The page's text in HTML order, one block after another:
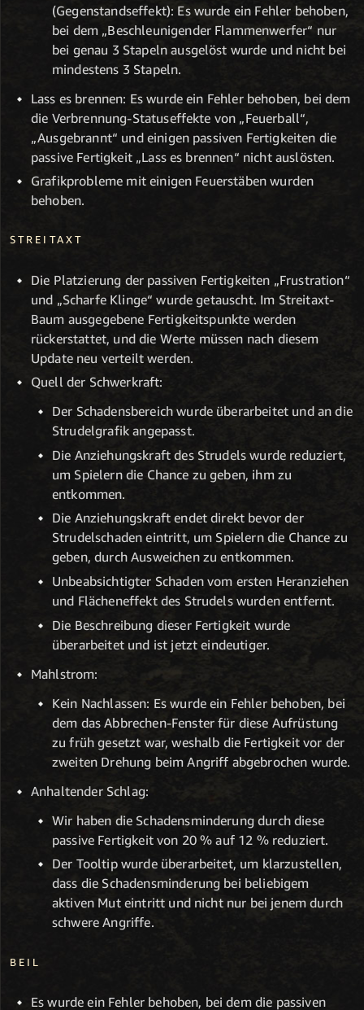
(Gegenstandseffekt): Es wurde ein Fehler behoben,
bei dem „Beschleunigender Flammenwerfer“ nur
bei genau 3 Stapeln ausgelöst wurde und nicht bei
mindestens 3 Stapeln.
Lass es brennen: Es wurde ein Fehler behoben, bei dem
die Verbrennung-Statuseffekte von „Feuerball“,
„Ausgebrannt“ und einigen passiven Fertigkeiten die
passive Fertigkeit „Lass es brennen“ nicht auslösten.
Grafikprobleme mit einigen Feuerstäben wurden
behoben.
STREITAXT
Die Platzierung der passiven Fertigkeiten „Frustration“
und „Scharfe Klinge“ wurde getauscht. Im Streitaxt-
Baum ausgegebene Fertigkeitspunkte werden
rückerstattet, und die Werte müssen nach diesem
Update neu verteilt werden.
Quell der Schwerkraft:
Der Schadensbereich wurde überarbeitet und an die
Strudelgrafik angepasst.
Die Anziehungskraft des Strudels wurde reduziert,
um Spielern die Chance zu geben, ihm zu
entkommen.
Die Anziehungskraft endet direkt bevor der
Strudelschaden eintritt, um Spielern die Chance zu
geben, durch Ausweichen zu entkommen.
Unbeabsichtigter Schaden vom ersten Heranziehen
und Flächeneffekt des Strudels wurden entfernt.
Die Beschreibung dieser Fertigkeit wurde
überarbeitet und ist jetzt eindeutiger.
Mahlstrom:
Kein Nachlassen: Es wurde ein Fehler behoben, bei
dem das Abbrechen-Fenster für diese Aufrüstung
zu früh gesetzt war, weshalb die Fertigkeit vor der
zweiten Drehung beim Angriff abgebrochen wurde.
Anhaltender Schlag:
Wir haben die Schadensminderung durch diese
passive Fertigkeit von 20 % auf 12 % reduziert.
Der Tooltip wurde überarbeitet, um klarzustellen,
dass die Schadensminderung bei beliebigem
aktiven Mut eintritt und nicht nur bei jenem durch
schwere Angriffe.
BEIL
Es wurde ein Fehler behoben, bei dem die passiven